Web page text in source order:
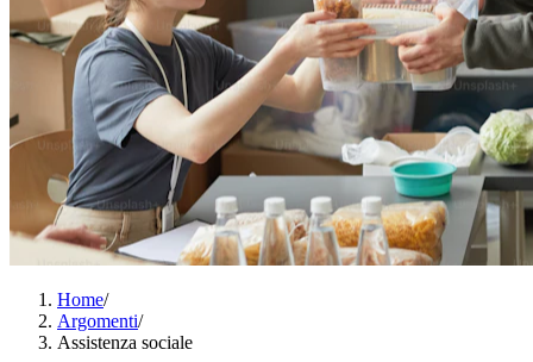
Home/
Argomenti/
Assistenza sociale